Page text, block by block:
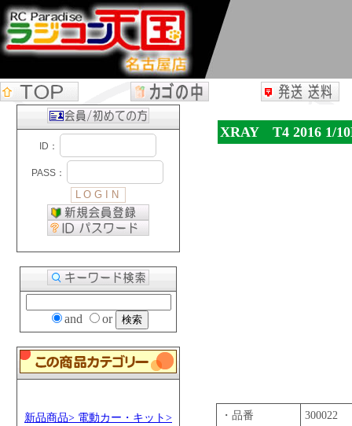
and or
新品商品> 電動カー・キット>
XRAY T4 2016 1/
・品番
300022